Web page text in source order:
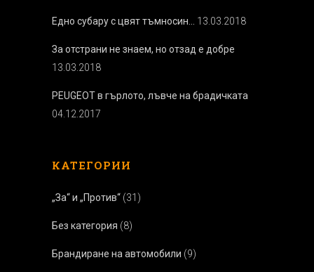
Едно субару с цвят тъмносин… 13.03.2018
За отстрани не знаем, но отзад е добре
13.03.2018
PEUGEOT в гърлото, лъвче на брадичката
04.12.2017
КАТЕГОРИИ
„За“ и „Против“ (31)
Без категория (8)
Брандиране на автомобили (9)